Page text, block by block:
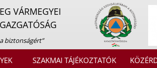
VÁRMEGYEI
biztonságért”
SZAKMAI TÁJÉKOZTATÓK